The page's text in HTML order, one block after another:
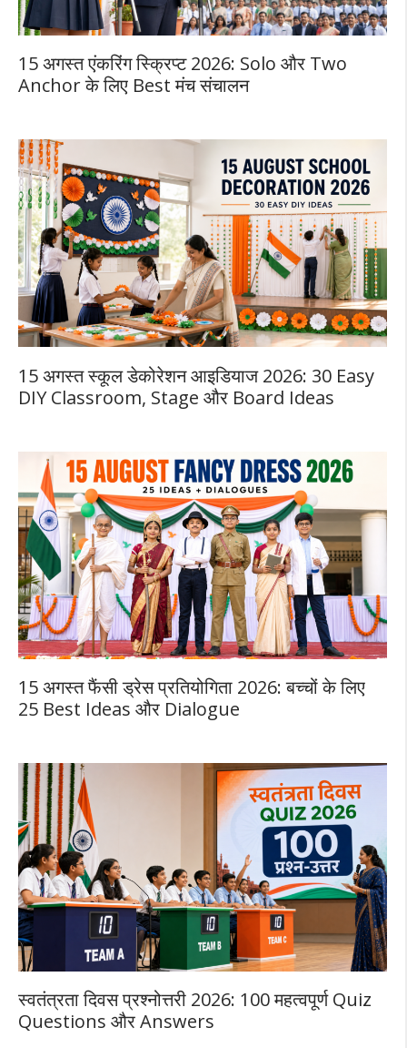
15 अगस्त एंकरिंग स्क्रिप्ट 2026: Solo और Two
Anchor के लिए Best मंच संचालन
15 अगस्त स्कूल डेकोरेशन आइडियाज 2026: 30 Easy
DIY Classroom, Stage और Board Ideas
15 अगस्त फैंसी ड्रेस प्रतियोगिता 2026: बच्चों के लिए
25 Best Ideas और Dialogue
स्वतंत्रता दिवस प्रश्नोत्तरी 2026: 100 महत्वपूर्ण Quiz
Questions और Answers